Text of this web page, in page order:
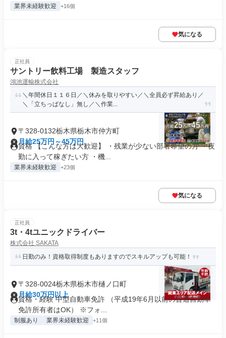
業界未経験歓迎 +16個
気になる
正社員
サントリー飲料工場 製造スタッフ
鴻池運輸株式会社
＼年間休日１１６日／＼休みを取りやすい／＼全員必ず昇給あり／
＼「立ちっぱなし」無し／＼作業...
〒328-0132栃木県栃木市仲方町
月給25万円～45万円
資格 【こんな方は大歓迎】 ・残業が少ない部署希望の方 ・夜
勤に入って稼ぎたい方 ・機...
業界未経験歓迎 +23個
気になる
正社員
3t・4tユニックドライバー
株式会社 SAKATA
日勤のみ！資格取得制度もありますのでスキルアップも可能！
〒328-0024栃木県栃木市樋ノ口町
月給30万円以上
資格・経験 中型自動車免許 （平成19年6月以前の普通自動車
免許所有者はOK） ※フォ...
制服あり 業界未経験歓迎 +11個